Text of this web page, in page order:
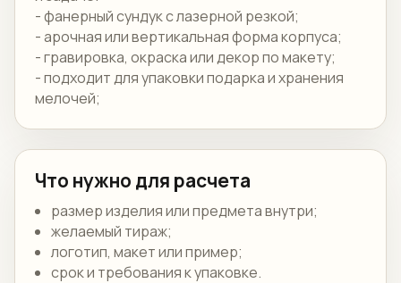
- фанерный сундук с лазерной резкой;
- арочная или вертикальная форма корпуса;
- гравировка, окраска или декор по макету;
- подходит для упаковки подарка и хранения
мелочей;
Что нужно для расчета
размер изделия или предмета внутри;
желаемый тираж;
логотип, макет или пример;
срок и требования к упаковке.